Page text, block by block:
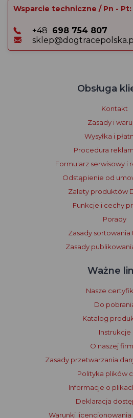
Wsparcie techniczne / Pn - Pt:
+48 698 754 807
sklep@dogtracepolska.pl
Obsługa
Kontakt
Zasady i
Wysyłka i
Procedura
Formularz serwisowy i
Odstąpienie od
Zalety produktów
Funkcje i cechy
Porady
Zasady
Zasady
Ważne
Nasze
Do
Katalog
Instrukcje
O naszej
Zasady przetwarzania
Polityka plików
Informacje o
Deklaracja
Warunki licencjonowania